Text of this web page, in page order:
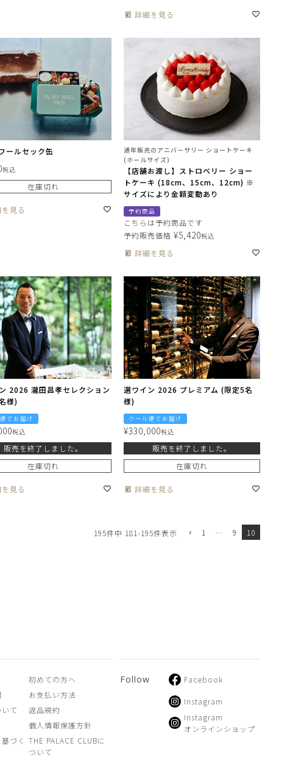
詳細を見る
ールセック缶
税込
在庫切れ
見る
通年販売のアニバーサリー ショートケーキ
(ホールサイズ)
【店舗お渡し】ストロベリー ショー
トケーキ (18cm、15cm、12cm) ※
サイズにより金額変動あり
予約商品
こちらは予約商品です
予約販売価格 ¥5,420税込
詳細を見る
2026 瀧田昌孝セレクション
様)
でお届け
税込
販売を終了しました。
在庫切れ
見る
選ワイン 2026 プレミアム (限定5名
様)
クール便でお届け
¥330,000税込
販売を終了しました。
在庫切れ
詳細を見る
195件中 181-195件表示 1 … 9 10
初めての方へ
お支払い方法
て
返品規約
個人情報保護方針
づく THE PALACE CLUBに
ついて
Follow Facebook
Instagram
Instagram
オンラインショップ